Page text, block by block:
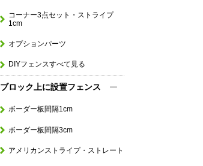
コーナー3点セット・ストライプ
1cm
オプションパーツ
DIYフェンスすべて見る
ブロック上に設置フェンス
ボーダー板間隔1cm
ボーダー板間隔3cm
アメリカンストライプ・ストレート